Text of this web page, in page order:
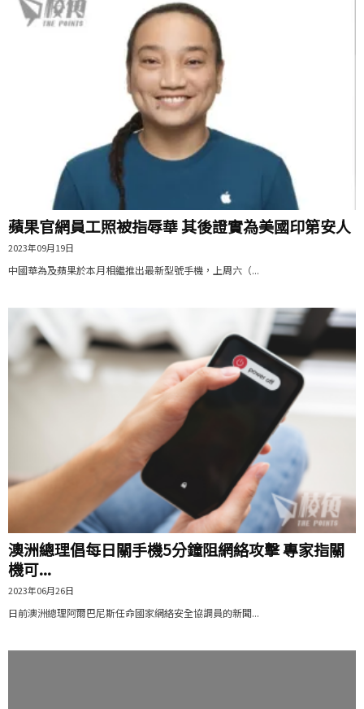
蘋果官網員工照被指辱華 其後證實為美國印第安人
2023年09月19日
中國華為及蘋果於本月相繼推出最新型號手機，上周六（...
澳洲總理倡每日關手機5分鐘阻網絡攻擊 專家指關
機可...
2023年06月26日
日前澳洲總理阿爾巴尼斯任命國家網絡安全協調員的新聞...